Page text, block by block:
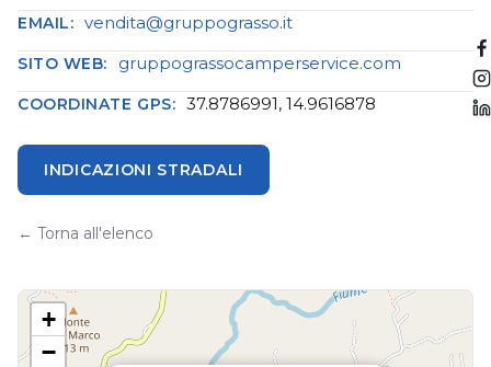
EMAIL: vendita@gruppograsso.it
SITO WEB: gruppograssocamperservice.com
COORDINATE GPS: 37.8786991, 14.9616878
INDICAZIONI STRADALI
← Torna all'elenco
+
−